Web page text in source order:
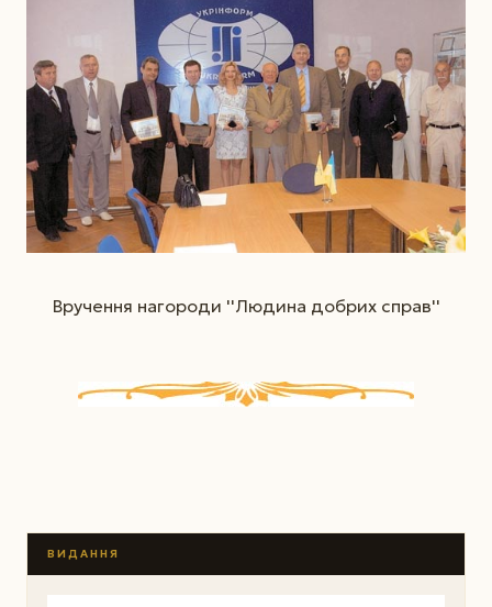
Вручення нагороди ''Людина добрих справ''
ВИДАННЯ